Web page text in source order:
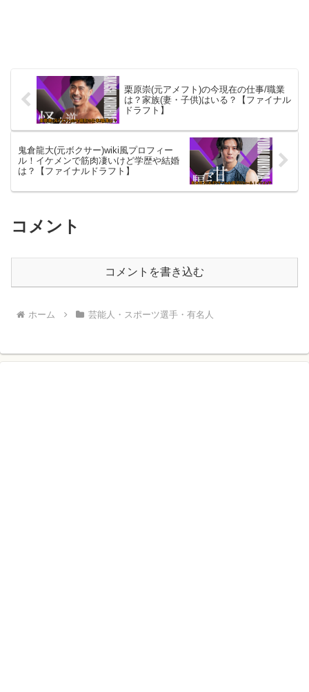
栗原崇(元アメフト)の今現在の仕事/職業
は？家族(妻・子供)はいる？【ファイナル
ドラフト】
鬼倉龍大(元ボクサー)wiki風プロフィー
ル！イケメンで筋肉凄いけど学歴や結婚
は？【ファイナルドラフト】
コメント
コメントを書き込む
ホーム 芸能人・スポーツ選手・有名人